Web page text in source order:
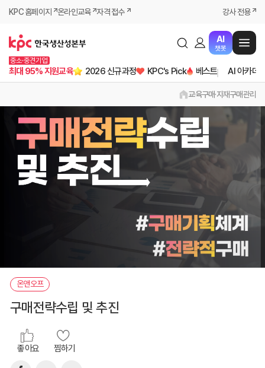
KPC 홈페이지 온라인교육 자격 접수 강사 전용
AI
챗봇
중소·중견기업
최대 95% 지원교육 2026 신규과정 KPC's Pick 베스트 AI 아카데
교육구매·자재구매관리
온앤오프
구매전략수립 및 추진
좋아요 찜하기